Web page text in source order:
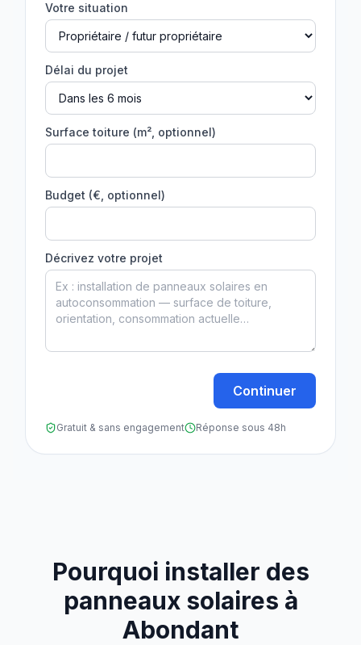
Votre situation
Délai du projet
Surface toiture (m², optionnel)
Budget (€, optionnel)
Décrivez votre projet
Continuer
Gratuit & sans engagement Réponse sous 48h
Pourquoi installer des
panneaux solaires à
Abondant